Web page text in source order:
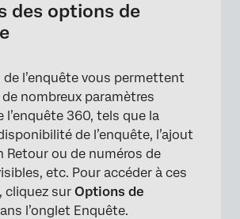
des options de
l’enquête vous permettent
nombreux paramètres
l’enquête 360, tels que la
de l’enquête, l’ajout
Retour ou de numéros de
etc. Pour accéder à ces
cliquez sur Options de
l’onglet Enquête.